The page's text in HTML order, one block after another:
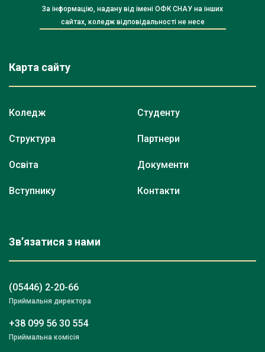
За інформацію, надану від імені ОФК СНАУ на інших
сайтах, коледж відповідальності не несе
Карта сайту
Коледж
Структура
Освіта
Вступнику
Студенту
Партнери
Документи
Контакти
Зв’язатися з нами
(05446) 2-20-66
Приймальня директора
+38 099 56 30 554
Приймальна комісія